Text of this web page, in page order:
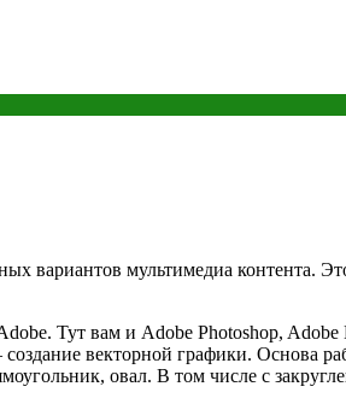
вариантов мультимедиа контента.
Тут вам и Adobe Photoshop,
векторной графики. Основа
овал. В том числе с